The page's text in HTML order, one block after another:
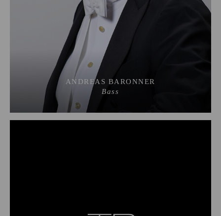
ANDREAS BARONNER
Bass